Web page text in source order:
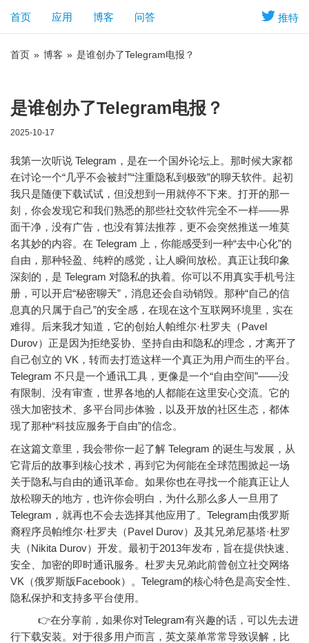
推特
首页 应用 博客 问答
首页 » 博客 » 是谁创办了Telegram电报？
是谁创办了Telegram电报？
2025-10-17
我第一次听说 Telegram，是在一个国外论坛上。那时候大家都
在讨论一个“几乎不会被封”“注重隐私到极致”的聊天软件。起初
我只是随便下载试试，但没想到一用就停不下来。打开的那一
刻，你会发现它和我们熟悉的那些社交软件完全不一样——界
面干净，没有广告，也没有算法推荐，更不会突然推送一堆莫
名其妙的内容。在 Telegram 上，你能感受到一种“去中心化”的
自由，那种轻盈、纯粹的感觉，让人瞬间放松。真正让我印象
深刻的，是 Telegram 对隐私的执着。你可以不用真实手机号注
册，可以开启“秘密聊天”，消息还会自动销毁。那种“自己的信
息真的只属于自己”的安全感，在现在这个互联网环境里，实在
难得。后来我才知道，它的创始人帕维尔·杜罗夫（Pavel
Durov）正是因为拒绝妥协、坚持自由和隐私的理念，才离开了
自己创立的 VK，转而去打造这样一个真正为用户而生的平台。
Telegram 不只是一个通讯工具，更像是一个“自由空间”——没
有限制、没有审查，世界各地的人都能在这里安心交流。它的
强大加密技术、多平台同步体验，以及开放的社区生态，都体
现了那种“科技应服务于自由”的信念。
在这篇文章里，我会带你一起了解 Telegram 的诞生与发展，从
它背后的故事到核心技术，再到它为何能在全球范围掀起一场
关于隐私与自由的通讯革命。如果你也在寻找一个能真正让人
放松聊天的地方，也许你会明白，为什么那么多人一旦用了
Telegram，就再也不会去选择其他应用了。Telegram由俄罗斯
裔程序员帕维尔·杜罗夫（Pavel Durov）及其兄弟尼基塔·杜罗
夫（Nikita Durov）开发。最初于2013年发布，旨在提供快速、
安全、加密的即时通讯服务。杜罗夫兄弟此前曾创立社交网络
VK（俄罗斯版Facebook）。Telegram的核心特色是高安全性、
隐私保护和支持多平台使用。
👉在分享前，如果你对Telegram有兴趣的话，可以先去进
行下载安装。对于很多用户而言，英文菜单常常导致误解，比